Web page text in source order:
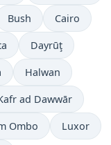
Bush Cairo
Dayrūţ
Halwan
ad Dawwār
Ombo Luxor